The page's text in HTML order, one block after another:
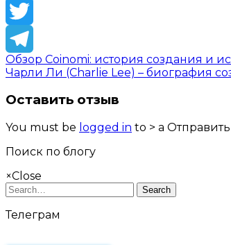
Facebook
Twitter
Telegram
Обзор Coinomi: история создания и
Чарли Ли (Charlie Lee) – биография
Оставить отзыв
You must be logged in to > a
Поиск по блогу
×Close
Search
Телеграм